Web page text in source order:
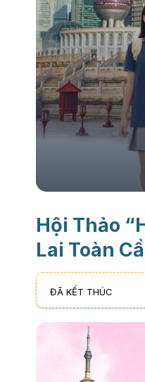
Hội Thảo
Lai Toàn
ĐÃ KẾT THÚC